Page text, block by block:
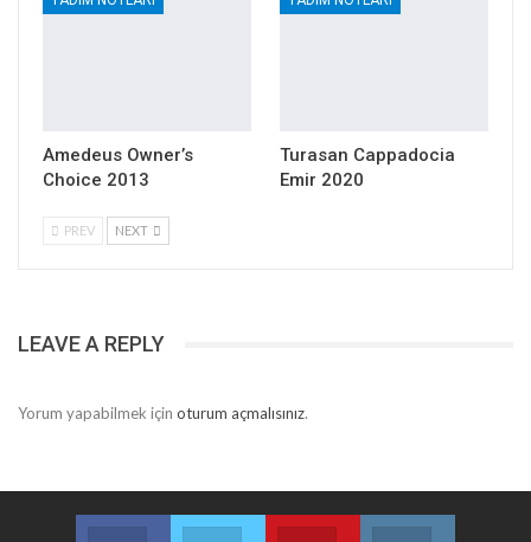
Amedeus Owner’s
Choice 2013
Turasan Cappadocia
Emir 2020
PREV NEXT
LEAVE A REPLY
Yorum yapabilmek için oturum açmalısınız.